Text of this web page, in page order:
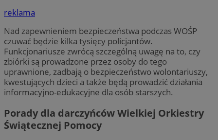
reklama
Nad zapewnieniem bezpieczeństwa podczas WOŚP
czuwać będzie kilka tysięcy policjantów.
Funkcjonariusze zwrócą szczególną uwagę na to, czy
zbiórki są prowadzone przez osoby do tego
uprawnione, zadbają o bezpieczeństwo wolontariuszy,
kwestujących dzieci a także będą prowadzić działania
informacyjno-edukacyjne dla osób starszych.
Porady dla darczyńców Wielkiej Orkiestry
Świątecznej Pomocy